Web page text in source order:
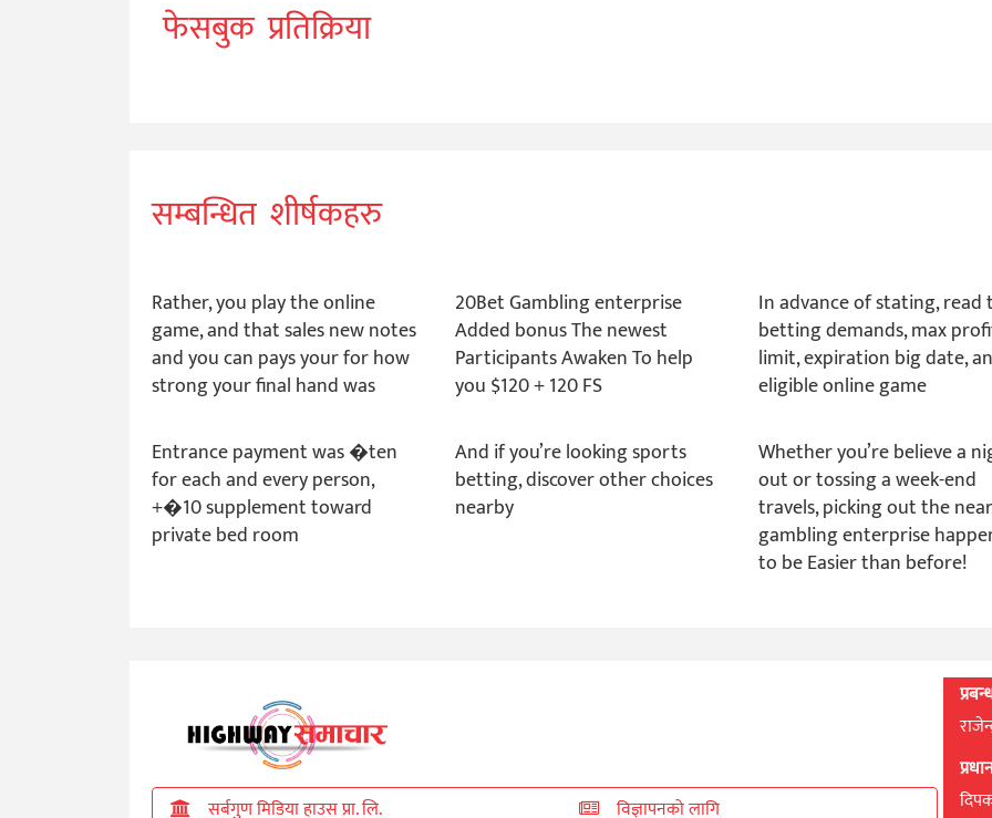
फेसबुक प्रतिक्रिया
सम्बन्धित शीर्षकहरु
Rather, you play the online
game, and that sales new notes
and you can pays your for how
strong your final hand was
20Bet Gambling enterprise
Added bonus The newest
Participants Awaken To help
you $120 + 120 FS
In advance of stating, read
betting demands, max
limit, expiration big date,
eligible online game
Entrance payment was �ten
for each and every person,
+�10 supplement toward
private bed room
And if you’re looking sports
betting, discover other choices
nearby
Whether you’re believe a
out or tossing a week-end
travels, picking out the
gambling enterprise
to be Easier than before!
सर्बगुण मिडिया हाउस प्रा. लि. विज्ञापनको लागि